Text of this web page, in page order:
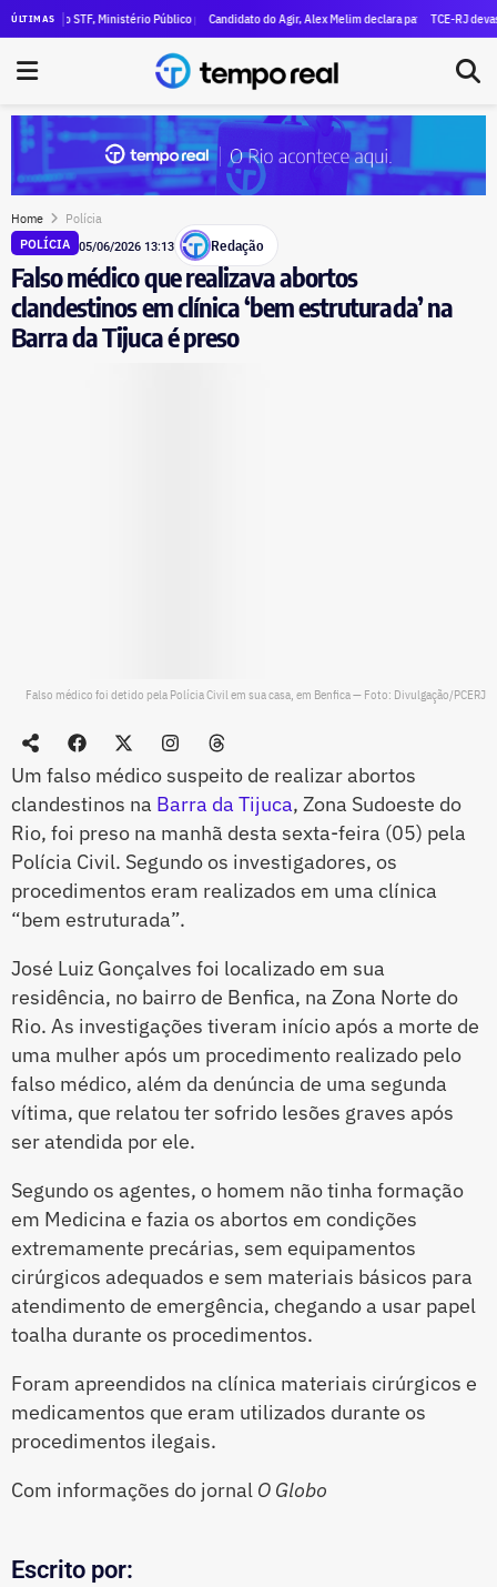
ÚLTIMAS
R$ 47 milhões em patrimônio
do STF, Ministério Público pede execução da condenação e da inelegibilidade de Garotinho
Candidato do Agir, Alex Melim declara patrimônio de R$ 30
TCE-RJ devassa
Home Polícia
POLÍCIA 05/06/2026 13:13 Redação
Falso médico que realizava abortos
clandestinos em clínica ‘bem estruturada’ na
Barra da Tijuca é preso
Falso médico foi detido pela Polícia Civil em sua casa, em Benfica — Foto: Divulgação/PCERJ
Um falso médico suspeito de realizar abortos
clandestinos na Barra da Tijuca, Zona Sudoeste do
Rio, foi preso na manhã desta sexta-feira (05) pela
Polícia Civil. Segundo os investigadores, os
procedimentos eram realizados em uma clínica
“bem estruturada”.
José Luiz Gonçalves foi localizado em sua
residência, no bairro de Benfica, na Zona Norte do
Rio. As investigações tiveram início após a morte de
uma mulher após um procedimento realizado pelo
falso médico, além da denúncia de uma segunda
vítima, que relatou ter sofrido lesões graves após
ser atendida por ele.
Segundo os agentes, o homem não tinha formação
em Medicina e fazia os abortos em condições
extremamente precárias, sem equipamentos
cirúrgicos adequados e sem materiais básicos para
atendimento de emergência, chegando a usar papel
toalha durante os procedimentos.
Foram apreendidos na clínica materiais cirúrgicos e
medicamentos que eram utilizados durante os
procedimentos ilegais.
Com informações do jornal O Globo
Escrito por: